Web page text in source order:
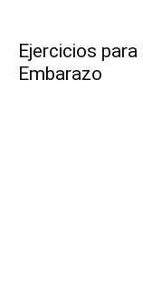
Ejercicios
Embarazo